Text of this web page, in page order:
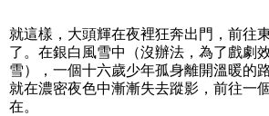
就這樣，大頭輝在夜裡狂奔出門，前往
了。在銀白風雪中（沒辦法，為了戲劇
雪），一個十六歲少年孤身離開溫暖的
就在濃密夜色中漸漸失去蹤影，前往一
在。